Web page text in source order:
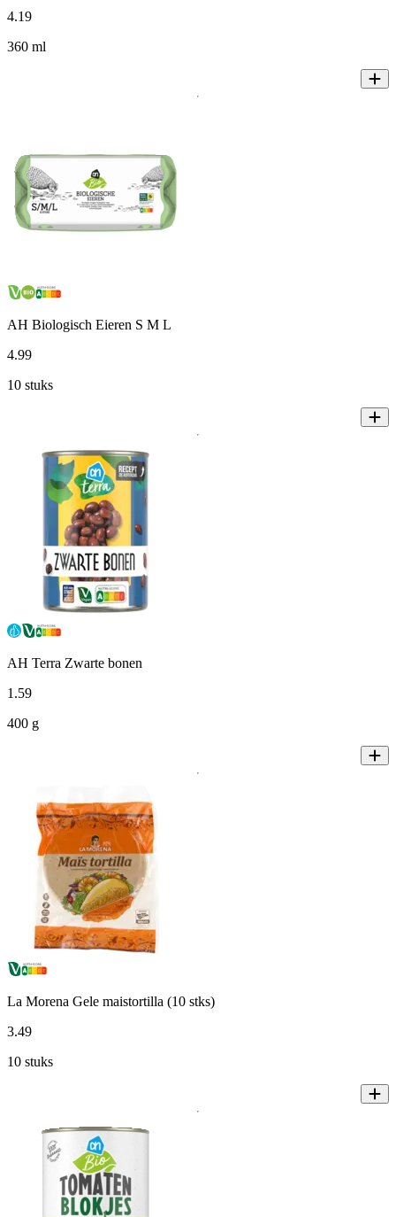
4.19
360 ml
AH Biologisch Eieren S M L
4.99
10 stuks
AH Terra Zwarte bonen
1 .59
400 g
La Morena Gele maistortilla (10 stks)
3.49
10 stuks